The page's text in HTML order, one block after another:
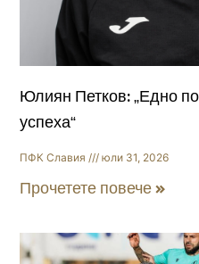
Юлиян Петков: „Едно
успеха“
ПФК Славия юли 31, 2026
Прочетете повече »